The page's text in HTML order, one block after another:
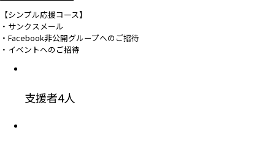
【シンプル応援コース】
・サンクスメール
・Facebook非公開グループへのご招待
・イベントへのご招待
支援者4人